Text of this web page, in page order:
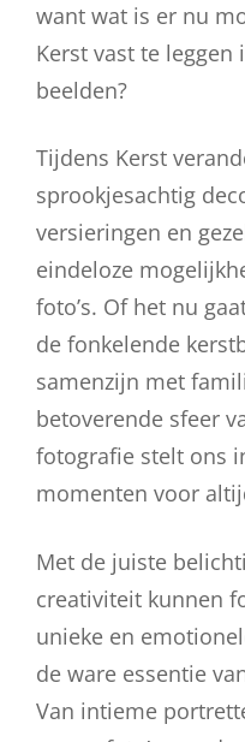
want wat is er nu
Kerst vast te
beelden?
Tijdens Kerst
sprookjesachtig
versieringen en
eindeloze
foto’s. Of het nu
de fonkelende
samenzijn met
betoverende sfeer
fotografie stelt ons
momenten voor
Met de juiste
creativiteit kunnen
unieke en
de ware essentie
Van intieme